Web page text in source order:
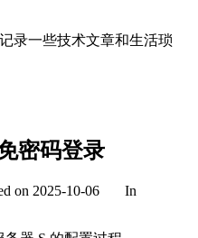
录一些技术文章和生活琐
密码登录
on 2025-10-06
In